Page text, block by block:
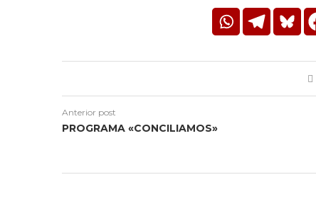
Anterior post
PROGRAMA «CONCILIAMOS»